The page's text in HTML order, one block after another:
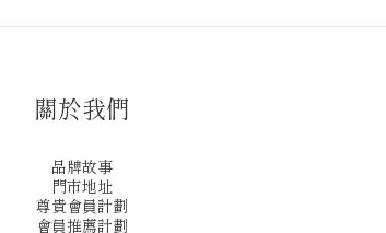
關於我們
品牌故事
門市地址
尊貴會員計劃
會員推薦計劃